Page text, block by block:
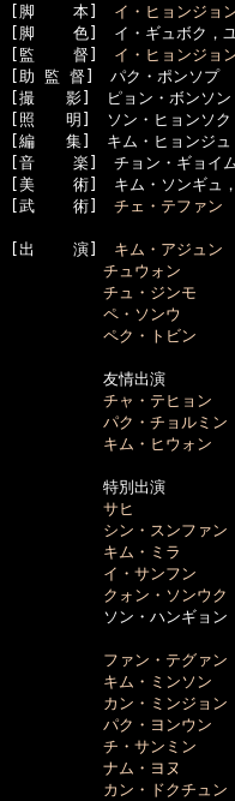
[脚    本] イ・ヒョンジョ
[脚    色]　イ・ギュボク，
[監    督] イ・ヒョンジョ
[助 監 督]　パク・ポンソプ
[撮　　影]　ピョン・ボンソン
[照　　明]　ソン・ヒョン
[編　　集]　キム・ヒョンジュ
[音    楽]　チョン・ギョイ
[美    術]　キム・ソンギュ，
[武    術] チェ・テファン
[出    演] キム・アジュン
チュウォン →　
チュ・ジンモ →
ペ・ソンウ
→　
ペク・トビン →
友情出演
チャ・テヒョン
パク・チョルミン
キム・ヒウォン
特別出演
サヒ
→　
シン・スンファン
キム・ミラ
→　
イ・サンフン →
クォン・ソンウク
ソン・ハンギョン　　
ファン・テグァン
キム・ミンソン
カン・ミンジョン
パク・ヨンウン →
チ・サンミン →
ナム・ヨヌ
→
カン・ドクチュン